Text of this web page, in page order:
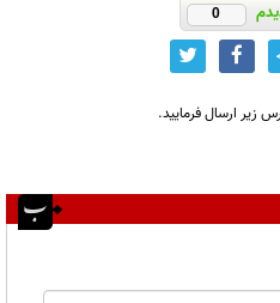
0
زیر ارسال فرمایید.